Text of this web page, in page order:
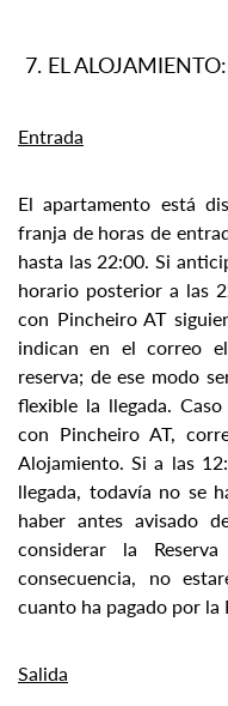
EL
Entrada
El apartamento está
franja de horas de
hasta las 22:00. Si
horario posterior a las
con Pincheiro AT
indican en el correo
reserva; de ese modo
flexible la llegada.
con Pincheiro AT,
Alojamiento. Si a las
llegada, todavía no se
haber antes avisado
considerar la
consecuencia, no
cuanto ha pagado por la
Salida